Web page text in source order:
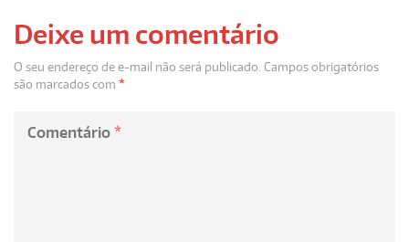
Deixe um comentário
O seu endereço de e-mail não será publicado. Campos obrigatórios
são marcados com *
Comentário *